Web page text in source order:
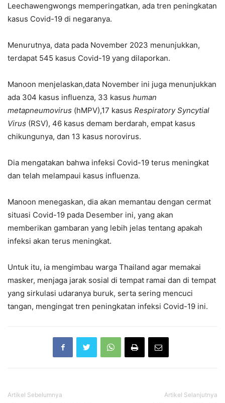
Leechawengwongs memperingatkan, ada tren peningkatan
kasus Covid-19 di negaranya.
Menurutnya, data pada November 2023 menunjukkan,
terdapat 545 kasus Covid-19 yang dilaporkan.
Manoon menjelaskan,data November ini juga menunjukkan
ada 304 kasus influenza, 33 kasus human
metapneumovirus (hMPV),17 kasus Respiratory Syncytial
Virus (RSV), 46 kasus demam berdarah, empat kasus
chikungunya, dan 13 kasus norovirus.
Dia mengatakan bahwa infeksi Covid-19 terus meningkat
dan telah melampaui kasus influenza.
Manoon menegaskan, dia akan memantau dengan cermat
situasi Covid-19 pada Desember ini, yang akan
memberikan gambaran yang lebih jelas tentang apakah
infeksi akan terus meningkat.
Untuk itu, ia mengimbau warga Thailand agar memakai
masker, menjaga jarak sosial di tempat ramai dan di tempat
yang sirkulasi udaranya buruk, serta sering mencuci
tangan, mengingat tren peningkatan infeksi Covid-19 ini.
Artikel Sebelumnya Artikel Selanjutnya